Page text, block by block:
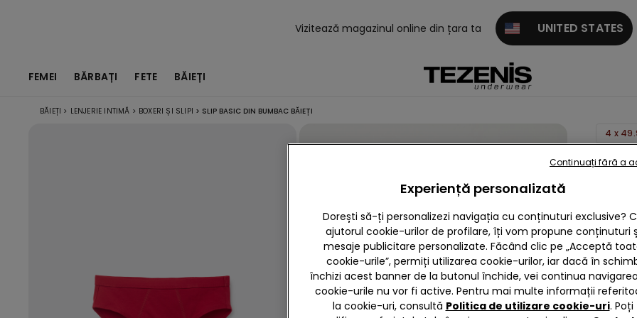
Vizitează magazinul online din țara ta UNITED STATES
FEMEI BĂRBAȚI FETE BĂIEȚI
BĂIEȚI > LENJERIE INTIMĂ > BOXERI ȘI SLIPI > SLIP BASIC DIN BUMBAC BĂIEȚI
Slip
Băieți
19,90
Culoare
Experiență personalizată
Dorești să-ți personalizezi navigația cu conținuturi exclusive?
ajutorul cookie-urilor de profilare, îți vom propune conținuturi
mesaje publicitare personalizate. Făcând clic pe „Acceptă
cookie-urile”, permiți utilizarea cookie-urilor, iar dacă în
închizi acest banner de la butonul închide, vei continua
cookie-urile nu vor fi active. Pentru mai multe informații
la cookie-uri, consultă Politica de utilizare cookie-uri. Poți
Continuați fără a